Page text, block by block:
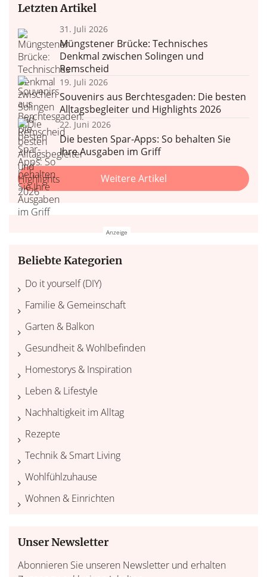
Letzten Artikel
31. Juli 2026
Müngstener Brücke: Technisches
Denkmal zwischen Solingen und
Remscheid
19. Juli 2026
Souvenirs aus Berchtesgaden: Die besten
Alltagsbegleiter und Highlights 2026
22. Juni 2026
Die besten Spar-Apps: So behalten Sie
Ihre Ausgaben im Griff
Weitere Artikel
Beliebte Kategorien
Do it yourself (DIY)
Familie & Gemeinschaft
Garten & Balkon
Gesundheit & Wohlbefinden
Homestorys & Inspiration
Leben & Lifestyle
Nachhaltigkeit im Alltag
Rezepte
Technik & Smart Living
Wohlfühlzuhause
Wohnen & Einrichten
Unser Newsletter
Abonnieren Sie unseren Newsletter und erhalten